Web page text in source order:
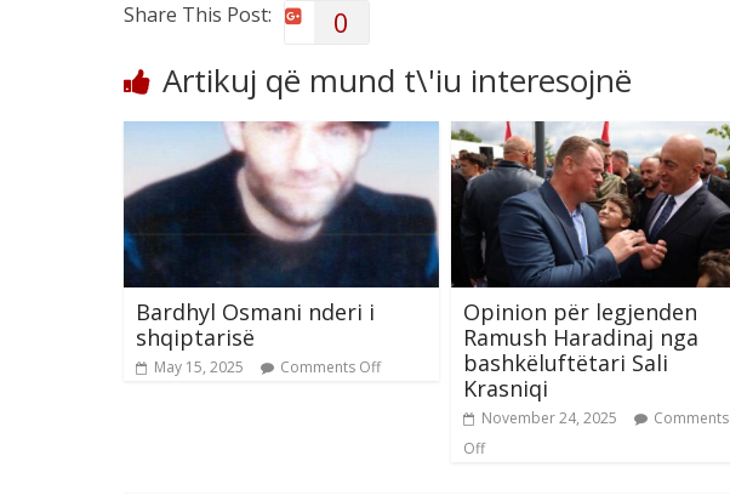
Share This Post: 0
Artikuj që mund t\'iu interesojnë
Bardhyl Osmani nderi i
shqiptarisë
May 15, 2025 Comments Off
Opinion për legjenden
Ramush Haradinaj nga
bashkëluftëtari Sali
Krasniqi
November 24, 2025
Comments
Off